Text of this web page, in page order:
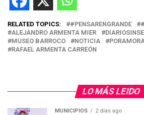
RELATED TOPICS: #PENSARENGRANDE
ALEJANDRO ARMENTA MIER
MUSEO BARROCO
NOTICIA
RAFAEL ARMENTA CARREÓN
LO MÁS LEIDO
MUNICIPIOS 2 días ago